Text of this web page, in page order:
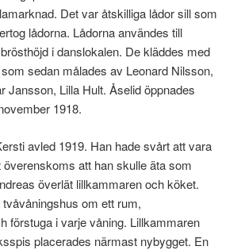
Det var åtskilliga lådor sill som
lådorna. Lådorna användes till
i danslokalen. De kläddes med
sedan målades av Leonard Nilsson,
Jansson, Lilla Hult. Åselid öppnades
1918.
avled 1919. Han hade svårt att vara
att han skulle äta som
överlät lillkammaren och köket.
om ett rum,
förstuga i varje våning. Lillkammaren
placerades närmast nybygget. En